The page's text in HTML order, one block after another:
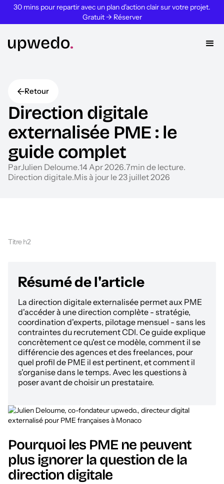
30 mins pour repartir avec un plan d'action clair sur votre projet.
Gratuit → Réserver
Retour
Direction digitale
externalisée PME : le
guide complet
ParJulien Deloume.14 Apr 2026.7min de lecture.
Direction digitale.Mis à jour le 23 juillet 2026
Titre h2
Résumé de l'article
La direction digitale externalisée permet aux PME
d'accéder à une direction complète - stratégie,
coordination d'experts, pilotage mensuel - sans les
contraintes du recrutement CDI. Ce guide explique
concrètement ce qu'est ce modèle, comment il se
différencie des agences et des freelances, pour
quel profil de PME il est pertinent, et comment il
s'organise dans le temps. Avec les questions à
poser avant de choisir un prestataire.
Pourquoi les PME ne peuvent
plus ignorer la question de la
direction digitale